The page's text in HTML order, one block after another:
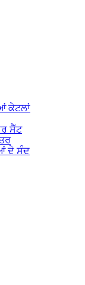
ਕੇਟਲਾਂ
ਸੈੱਟ
ਦੇ ਸੰਦ